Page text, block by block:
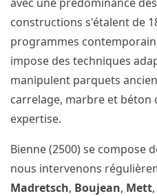
constructions s'étalent de
programmes
impose des techniques
manipulent parquets
carrelage, marbre et béton
expertise.
Bienne (2500) se compose
nous intervenons
Madretsch, Boujean, Mett,